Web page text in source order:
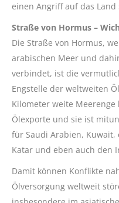
einen Angriff auf das Land
Straße von Hormus –
Die Straße von Hormus,
arabischen Meer und
verbindet, ist die
Engstelle der weltweiten
Kilometer weite
Ölexporte und sie ist
für Saudi Arabien, Kuwait,
Katar und eben auch den
Damit können Konflikte
Ölversorgung weltweit